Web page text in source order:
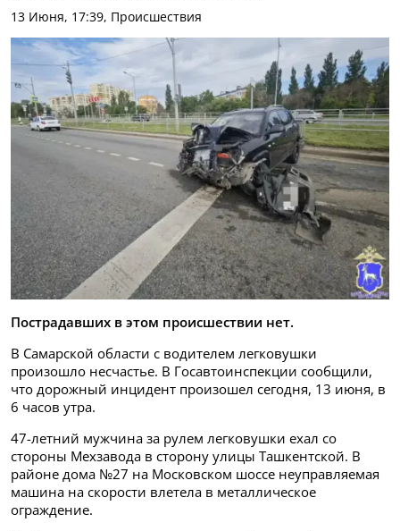
13 Июня, 17:39, Происшествия
Пострадавших в этом происшествии нет.
В Самарской области с водителем легковушки
произошло несчастье. В Госавтоинспекции сообщили,
что дорожный инцидент произошел сегодня, 13 июня, в
6 часов утра.
47-летний мужчина за рулем легковушки ехал со
стороны Мехзавода в сторону улицы Ташкентской. В
районе дома №27 на Московском шоссе неуправляемая
машина на скорости влетела в металлическое
ограждение.